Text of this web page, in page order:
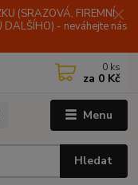
(SRAZOVÁ, FIREMNÍ
DALŠÍHO) - neváhejte nás
Menu
Hledat
0 ks
za 0 Kč